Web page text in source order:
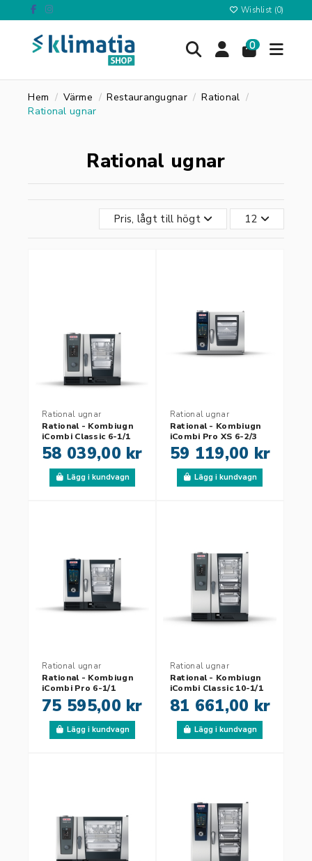
Wishlist (0)
0
Hem Värme Restaurangugnar
Rational
Rational ugnar
Rational ugnar
Pris, lågt till högt 12
Rational ugnar
Rational - Kombiugn
iCombi Classic 6-1/1
58 039,00 kr
Lägg i kundvagn
Rational ugnar
Rational - Kombiugn
iCombi Pro XS 6-2/3
59 119,00 kr
Lägg i kundvagn
Rational ugnar
Rational - Kombiugn
iCombi Pro 6-1/1
75 595,00 kr
Lägg i kundvagn
Rational ugnar
Rational - Kombiugn
iCombi Classic 10-1/1
81 661,00 kr
Lägg i kundvagn